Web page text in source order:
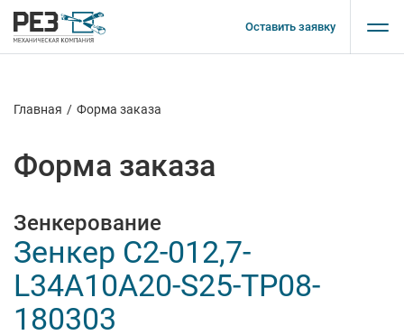
Оставить заявку
Главная / Форма заказа
Форма заказа
Зенкерование
Зенкер C2-012,7-
L34A10А20-S25-TP08-
180303